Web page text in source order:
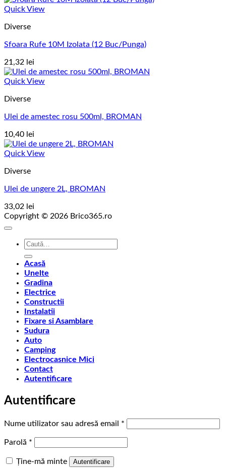
Quick View
Diverse
Sfoara Rufe 10M Izolata (12 Buc/Punga)
21,32 lei
Quick View
Diverse
Ulei de amestec rosu 500ml, BROMAN
10,40 lei
Quick View
Diverse
Ulei de ungere 2L, BROMAN
33,02 lei
Copyright © 2026 Brico365.ro
Caută
Acasă
Unelte
Gradina
Electrice
Constructii
Instalatii
Fixare si Asamblare
Sudura
Auto
Camping
Electrocasnice Mici
Contact
Autentificare
Autentificare
Nume utilizator sau adresă email *
Parolă *
Ține-mă minte Autentificare